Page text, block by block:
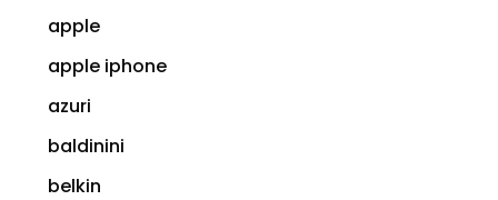
apple
apple iphone
azuri
baldinini
belkin